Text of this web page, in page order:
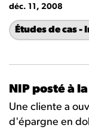
déc. 11, 2008
Études de cas
NIP posté à
Une cliente a
d'épargne en